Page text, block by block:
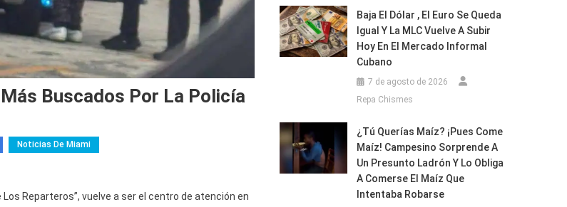
Buscados Por La Policía
Noticias De Miami
Reparteros”, vuelve a ser el centro de atención en
Baja El Dólar , El Euro Se Queda
Igual Y La MLC Vuelve A Subir
Hoy En El Mercado Informal
Cubano
7 de agosto de 2026
Repa Chismes
¿Tú Querías Maíz? ¡Pues Come
Maíz! Campesino Sorprende A
Un Presunto Ladrón Y Lo Obliga
A Comerse El Maíz Que
Intentaba Robarse